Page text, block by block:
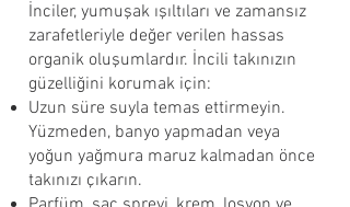
İnciler, yumuşak ışıltıları ve zamansız
zarafetleriyle değer verilen hassas
organik oluşumlardır. İncili takınızın
güzelliğini korumak için:
Uzun süre suyla temas ettirmeyin.
Yüzmeden, banyo yapmadan veya
yoğun yağmura maruz kalmadan önce
takınızı çıkarın.